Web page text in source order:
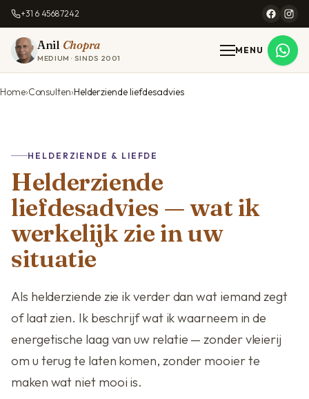
+31 6 45687242
Anil Chopra
MEDIUM · SINDS 2001
MENU
Home Consulten Helderziende liefdesadvies
HELDERZIENDE & LIEFDE
Helderziende
liefdesadvies — wat ik
werkelijk zie in uw
situatie
Als helderziende zie ik verder dan wat iemand zegt
of laat zien. Ik beschrijf wat ik waarneem in de
energetische laag van uw relatie — zonder vleierij
om u terug te laten komen, zonder mooier te
maken wat niet mooi is.